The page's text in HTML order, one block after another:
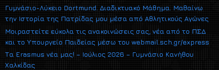
Γυμνάσιο-Λύκειο Dortmund. Διαδικτυακό Μάθημα. Μαθαίνω
την Ιστορία της Πατρίδας μου μέσα από Αθλητικούς Αγώνες
Μοιραστείτε εύκολα τις ανακοινώσεις σας, νέα από το ΠΣΔ
και το Υπουργείο Παιδείας μέσω του webmail.sch.gr/express
Τα Erasmus νέα μας! – Ιούλιος 2026 – Γυμνάσιο Κανήθου
Χαλκίδας